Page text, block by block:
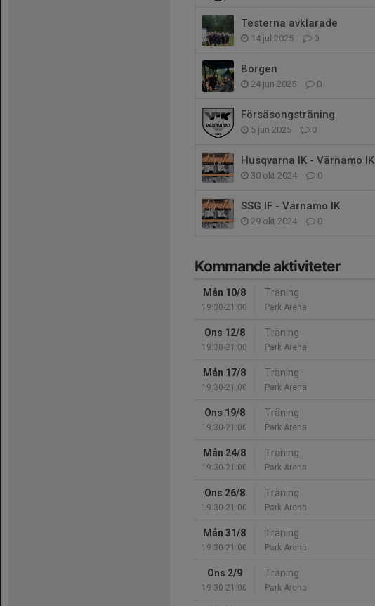
Testerna avklarade
14 jul 2025 0
Borgen
24 jun 2025 0
Försäsongsträning
5 jun 2025 0
Husqvarna IK - Värnamo IK
30 okt 2024 0
SSG IF - Värnamo IK
29 okt 2024 0
Kommande aktiviteter
Mån 10/8
19:30-21:00
Träning
Park Arena
Ons 12/8
19:30-21:00
Träning
Park Arena
Mån 17/8
19:30-21:00
Träning
Park Arena
Ons 19/8
19:30-21:00
Träning
Park Arena
Mån 24/8
19:30-21:00
Träning
Park Arena
Ons 26/8
19:30-21:00
Träning
Park Arena
Mån 31/8
19:30-21:00
Träning
Park Arena
Ons 2/9
19:30-21:00
Träning
Park Arena